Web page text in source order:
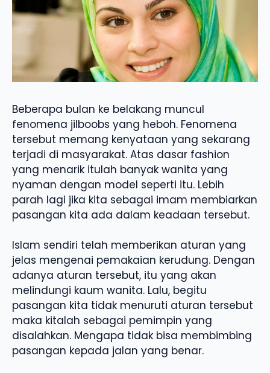
Beberapa bulan ke belakang muncul
fenomena jilboobs yang heboh. Fenomena
tersebut memang kenyataan yang sekarang
terjadi di masyarakat. Atas dasar fashion
yang menarik itulah banyak wanita yang
nyaman dengan model seperti itu. Lebih
parah lagi jika kita sebagai imam membiarkan
pasangan kita ada dalam keadaan tersebut.
Islam sendiri telah memberikan aturan yang
jelas mengenai pemakaian kerudung. Dengan
adanya aturan tersebut, itu yang akan
melindungi kaum wanita. Lalu, begitu
pasangan kita tidak menuruti aturan tersebut
maka kitalah sebagai pemimpin yang
disalahkan. Mengapa tidak bisa membimbing
pasangan kepada jalan yang benar.